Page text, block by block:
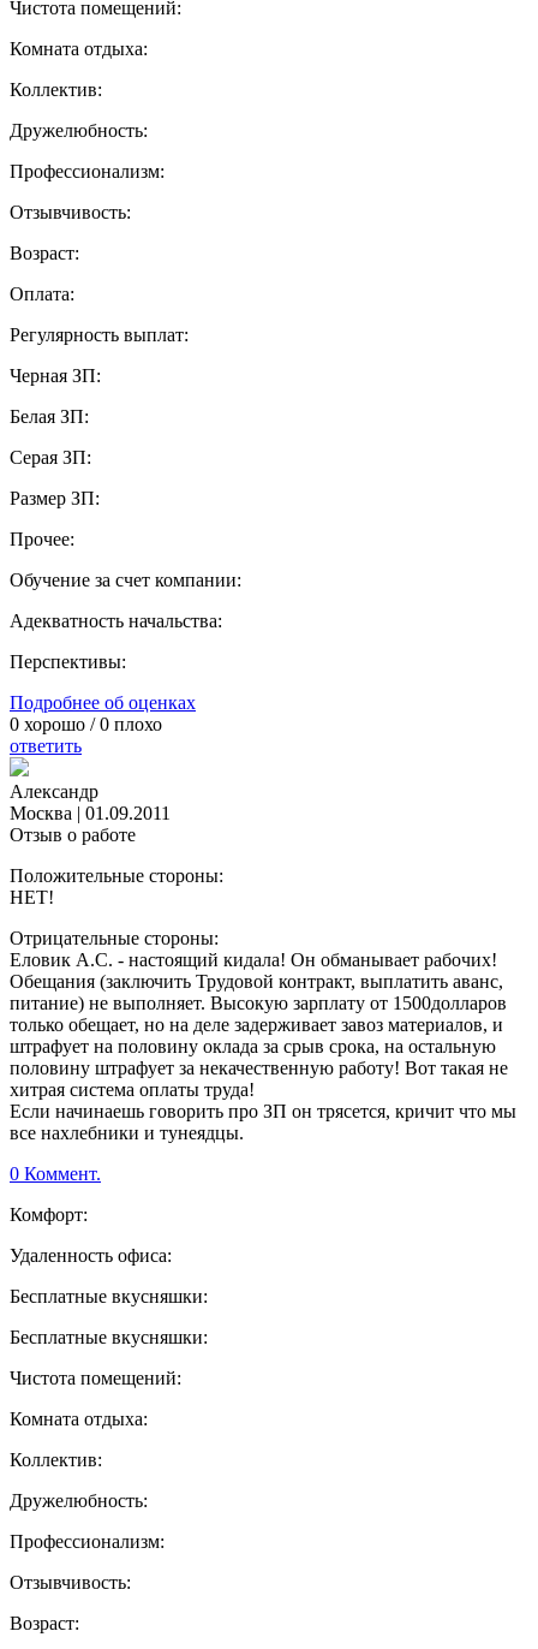
Чистота помещений:
Комната отдыха:
Коллектив:
Дружелюбность:
Профессионализм:
Отзывчивость:
Возраст:
Оплата:
Регулярность выплат:
Черная ЗП:
Белая ЗП:
Серая ЗП:
Размер ЗП:
Прочее:
Обучение за счет компании:
Адекватность начальства:
Перспективы:
Подробнее об оценках
0 хорошо /0 плохо
ответить
Александр
Москва | 01.09.2011
Отзыв о работе
Положительные стороны:
НЕТ!
Отрицательные стороны:
Еловик А.С. - настоящий кидала! Он обманывает рабочих!
Обещания (заключить Трудовой контракт, выплатить аванс,
питание) не выполняет. Высокую зарплату от 1500долларов
только обещает, но на деле задерживает завоз материалов, и
штрафует на половину оклада за срыв срока, на остальную
половину штрафует за некачественную работу! Вот такая не
хитрая система оплаты труда!
Если начинаешь говорить про ЗП он трясется, кричит что мы
все нахлебники и тунеядцы.
0 Коммент.
Комфорт:
Удаленность офиса:
Бесплатные вкусняшки:
Бесплатные вкусняшки:
Чистота помещений:
Комната отдыха:
Коллектив:
Дружелюбность:
Профессионализм:
Отзывчивость:
Возраст: